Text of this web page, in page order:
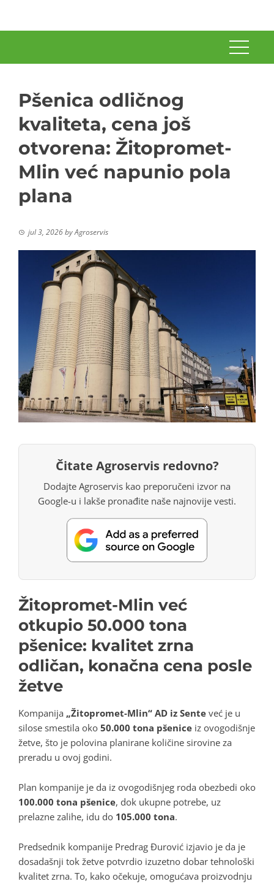
Pšenica odličnog
kvaliteta, cena još
otvorena: Žitopromet-
Mlin već napunio pola
plana
jul 3, 2026byAgroservis
Čitate Agroservis redovno?
Dodajte Agroservis kao preporučeni izvor na
Google-u i lakše pronađite naše najnovije vesti.
Žitopromet-Mlin već
otkupio 50.000 tona
pšenice: kvalitet zrna
odličan, konačna cena posle
žetve
Kompanija „Žitopromet-Mlin“ AD iz Sente već je u
silose smestila oko 50.000 tona pšenice iz ovogodišnje
žetve, što je polovina planirane količine sirovine za
preradu u ovoj godini.
Plan kompanije je da iz ovogodišnjeg roda obezbedi oko
100.000 tona pšenice, dok ukupne potrebe, uz
prelazne zalihe, idu do 105.000 tona.
Predsednik kompanije Predrag Đurović izjavio je da je
dosadašnji tok žetve potvrdio izuzetno dobar tehnološki
kvalitet zrna. To, kako očekuje, omogućava proizvodnju